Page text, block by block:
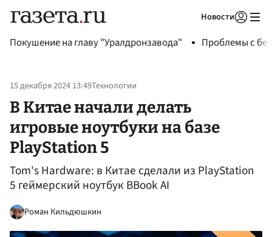
Новости
Покушение на главу "Уралдронзавода" Проблемы с
15 декабря 2024 13:49Технологии
В Китае начали делать
игровые ноутбуки на базе
PlayStation 5
Tom's Hardware: в Китае сделали из PlayStation
5 геймерский ноутбук BBook AI
Роман Кильдюшкин